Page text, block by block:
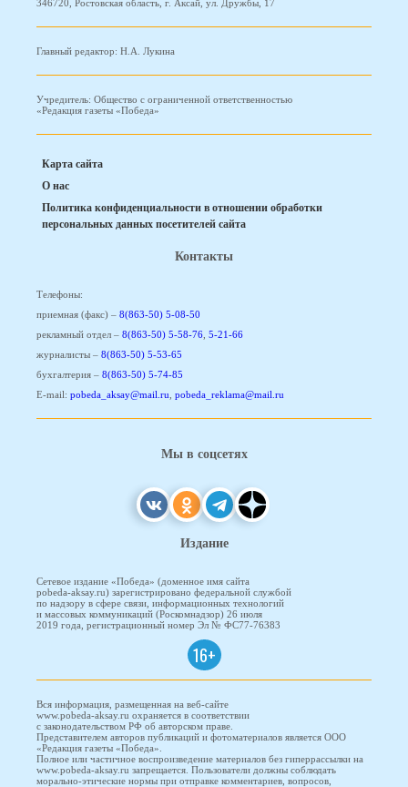
346720, Ростовская область, г. Аксай, ул. Дружбы, 17
Главный редактор: Н.А. Лукина
Учредитель: Общество с ограниченной ответственностью
«Редакция газеты «Победа»
Карта сайта
О нас
Политика конфиденциальности в отношении обработки
персональных данных посетителей сайта
Контакты
Телефоны:
приемная (факс) – 8(863-50) 5-08-50
рекламный отдел – 8(863-50) 5-58-76, 5-21-66
журналисты – 8(863-50) 5-53-65
бухгалтерия – 8(863-50) 5-74-85
E-mail: pobeda_aksay@mail.ru, pobeda_reklama@mail.ru
Мы в соцсетях
Издание
Сетевое издание «Победа» (доменное имя сайта
pobeda-aksay.ru) зарегистрировано федеральной службой
по надзору в сфере связи, информационных технологий
и массовых коммуникаций (Роскомнадзор) 26 июля
2019 года, регистрационный номер Эл № ФС77-76383
16+
Вся информация, размещенная на веб-сайте
www.pobeda-aksay.ru охраняется в соответствии
с законодательством РФ об авторском праве.
Представителем авторов публикаций и фотоматериалов является ООО
«Редакция газеты «Победа».
Полное или частичное воспроизведение материалов без гиперрассылки на
www.pobeda-aksay.ru запрещается. Пользователи должны соблюдать
морально-этические нормы при отправке комментариев, вопросов,